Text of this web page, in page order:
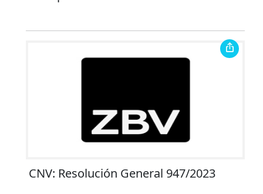
CNV: Resolución General 947/2023